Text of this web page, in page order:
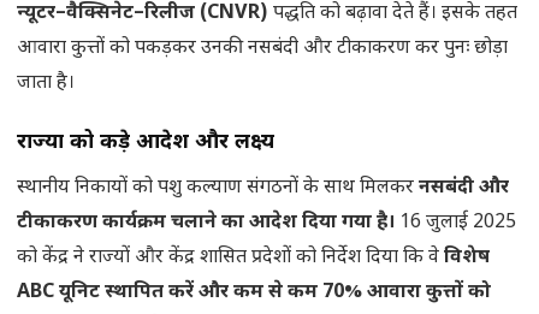
न्यूटर–वैक्सिनेट–रिलीज (CNVR) पद्धति को बढ़ावा देते हैं। इसके तहत
आवारा कुत्तों को पकड़कर उनकी नसबंदी और टीकाकरण कर पुनः छोड़ा
जाता है।
राज्यों को कड़े आदेश और लक्ष्य
स्थानीय निकायों को पशु कल्याण संगठनों के साथ मिलकरनसबंदी और
टीकाकरण कार्यक्रम चलाने का आदेश दिया गया है। 16 जुलाई 2025
को केंद्र ने राज्यों और केंद्र शासित प्रदेशों को निर्देश दिया कि वेविशेष
ABC यूनिट स्थापित करें और कम से कम 70% आवारा कुत्तों को